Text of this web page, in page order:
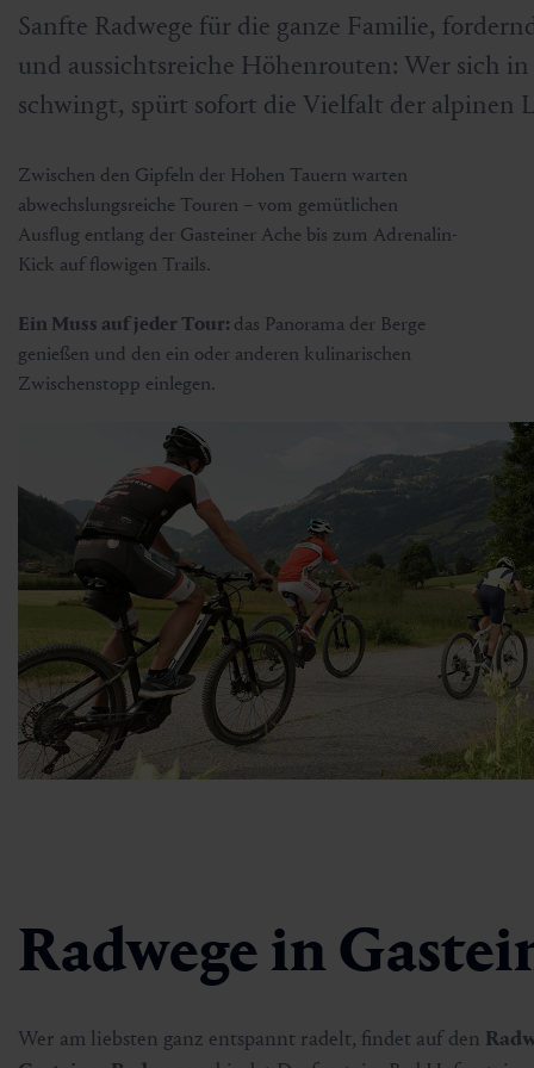
Sanfte Radwege für die ganze Familie,
und aussichtsreiche Höhenrouten: Wer sich
schwingt, spürt sofort die Vielfalt der alpinen
Zwischen den Gipfeln der Hohen Tauern warten
abwechslungsreiche Touren – vom gemütlichen
Ausflug entlang der Gasteiner Ache bis zum Adrenalin-
Kick auf flowigen Trails.
Ein Muss auf jeder Tour: das Panorama der Berge
genießen und den ein oder anderen kulinarischen
Zwischenstopp einlegen.
Radwege in
Wer am liebsten ganz entspannt radelt, findet auf den